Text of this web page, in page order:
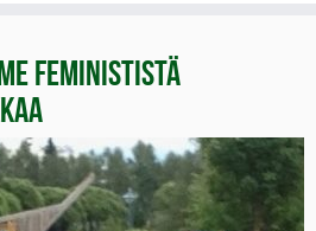
feminististä